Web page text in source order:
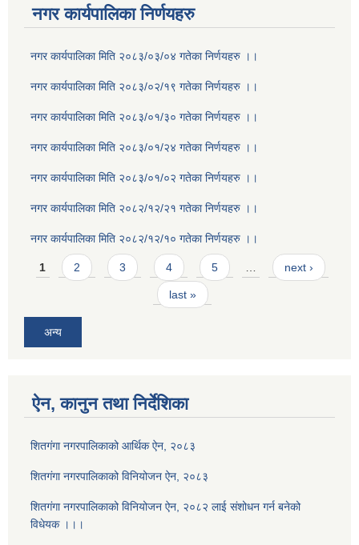
नगर कार्यपालिका निर्णयहरु
नगर कार्यपालिका मिति २०८३/०३/०४ गतेका निर्णयहरु ।।
नगर कार्यपालिका मिति २०८३/०२/१९ गतेका निर्णयहरु ।।
नगर कार्यपालिका मिति २०८३/०१/३० गतेका निर्णयहरु ।।
नगर कार्यपालिका मिति २०८३/०१/२४ गतेका निर्णयहरु ।।
नगर कार्यपालिका मिति २०८३/०१/०२ गतेका निर्णयहरु ।।
नगर कार्यपालिका मिति २०८२/१२/२१ गतेका निर्णयहरु ।।
नगर कार्यपालिका मिति २०८२/१२/१० गतेका निर्णयहरु ।।
Pages
1 2 3 4 5 … next ›
last »
अन्य
ऐन, कानुन तथा निर्देशिका
शितगंगा नगरपालिकाको आर्थिक ऐन, २०८३
शितगंगा नगरपालिकाको विनियोजन ऐन, २०८३
शितगंगा नगरपालिकाको विनियोजन ऐन, २०८२ लाई संशोधन गर्न बनेको
विधेयक ।।।